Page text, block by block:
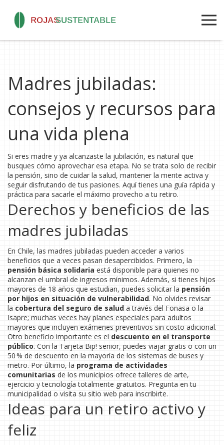
Madres jubiladas:
consejos y recursos para
una vida plena
Si eres madre y ya alcanzaste la jubilación, es natural que
busques cómo aprovechar esa etapa. No se trata solo de recibir
la pensión, sino de cuidar la salud, mantener la mente activa y
seguir disfrutando de tus pasiones. Aquí tienes una guía rápida y
práctica para sacarle el máximo provecho a tu retiro.
Derechos y beneficios de las
madres jubiladas
En Chile, las madres jubiladas pueden acceder a varios
beneficios que a veces pasan desapercibidos. Primero, la
pensión básica solidaria está disponible para quienes no
alcanzan el umbral de ingresos mínimos. Además, si tienes hijos
mayores de 18 años que estudian, puedes solicitar la pensión
por hijos en situación de vulnerabilidad. No olvides revisar
la cobertura del seguro de salud a través del Fonasa o la
Isapre; muchas veces hay planes especiales para adultos
mayores que incluyen exámenes preventivos sin costo adicional.
Otro beneficio importante es el descuento en el transporte
público. Con la Tarjeta Bip! senior, puedes viajar gratis o con un
50 % de descuento en la mayoría de los sistemas de buses y
metro. Por último, la programa de actividades
comunitarias de los municipios ofrece talleres de arte,
ejercicio y tecnología totalmente gratuitos. Pregunta en tu
municipalidad o visita su sitio web para inscribirte.
Ideas para un retiro activo y
feliz